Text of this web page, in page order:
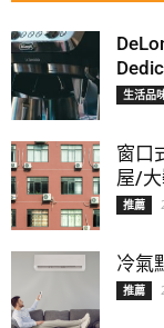
生活品
窗口
屋/
推薦
冷氣
推薦